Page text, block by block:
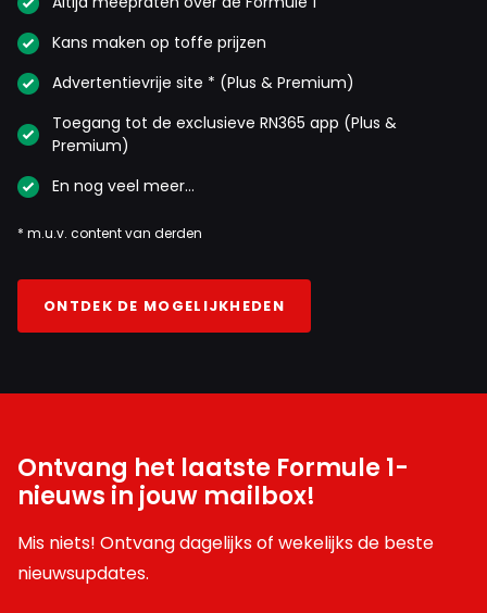
Kans maken op toffe prijzen
Advertentievrije site * (Plus & Premium)
Toegang tot de exclusieve RN365 app (Plus &
Premium)
En nog veel meer…
* m.u.v. content van derden
ONTDEK DE MOGELIJKHEDEN
Ontvang het laatste Formule 1-
nieuws in jouw mailbox!
Mis niets! Ontvang dagelijks of wekelijks de beste
nieuwsupdates.